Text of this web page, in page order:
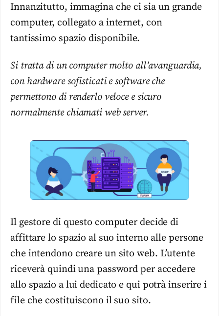
Innanzitutto, immagina che ci sia un grande
computer, collegato a internet, con
tantissimo spazio disponibile.
Si tratta di un computer molto all’avanguardia,
con hardware sofisticati e software che
permettono di renderlo veloce e sicuro
normalmente chiamati web server.
Il gestore di questo computer decide di
affittare lo spazio al suo interno alle persone
che intendono creare un sito web. L’utente
riceverà quindi una password per accedere
allo spazio a lui dedicato e qui potrà inserire i
file che costituiscono il suo sito.